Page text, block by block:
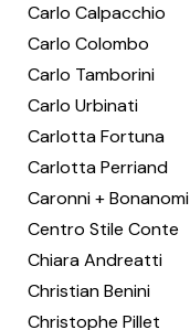
Carlo Calpacchio
Carlo Colombo
Carlo Tamborini
Carlo Urbinati
Carlotta Fortuna
Carlotta Perriand
Caronni + Bonanomi
Centro Stile Conte
Chiara Andreatti
Christian Benini
Christophe Pillet